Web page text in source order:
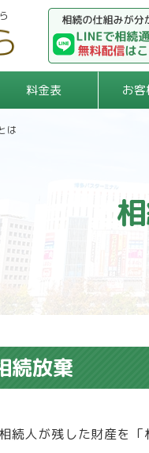
料金表 お
は
続放棄
続人が残した財産を「